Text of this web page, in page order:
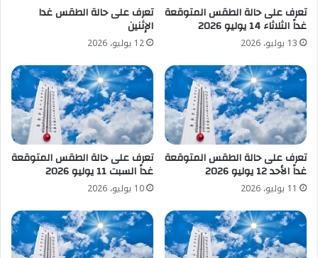
تعرف على حالة الطقس المتوقعة
غداً الثلاثاء 14 يوليو 2026
13 يوليو، 2026
تعرف على حالة الطقس غدا
الإثنين
12 يوليو، 2026
تعرف على حالة الطقس المتوقعة
غداً الأحد 12 يوليو 2026
11 يوليو، 2026
تعرف على حالة الطقس المتوقعة
غداً السبت 11 يوليو 2026
10 يوليو، 2026